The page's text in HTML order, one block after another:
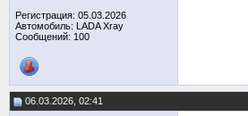
Регистрация: 05.03.2026
Автомобиль: LADA Xray
Сообщений: 100
06.03.2026, 02:41